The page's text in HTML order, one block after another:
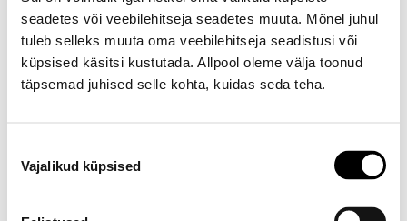
seadetes või veebilehitseja seadetes muuta. Mõnel juhul
tuleb selleks muuta oma veebilehitseja seadistusi või
küpsised käsitsi kustutada. Allpool oleme välja toonud
täpsemad juhised selle kohta, kuidas seda teha.
valik
Vajalikud küpsised
Ootamatu viga!
Proovi varsti uuesti
Telefon E-R 9-17 6673334